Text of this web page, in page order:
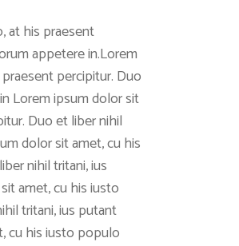
at his praesent
appetere in.Lorem
percipitur. Duo
Lorem ipsum dolor sit
Duo et liber nihil
dolor sit amet, cu his
nihil tritani, ius
amet, cu his iusto
tritani, ius putant
cu his iusto populo